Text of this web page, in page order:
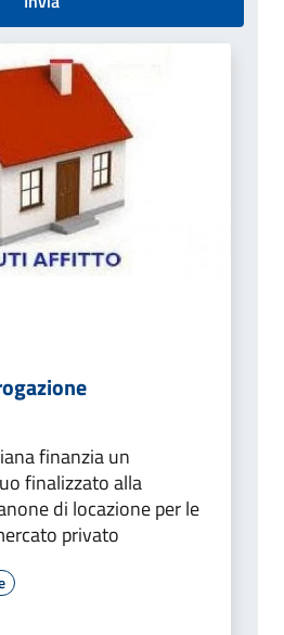
finanzia un
finalizzato alla
di locazione per le
privato